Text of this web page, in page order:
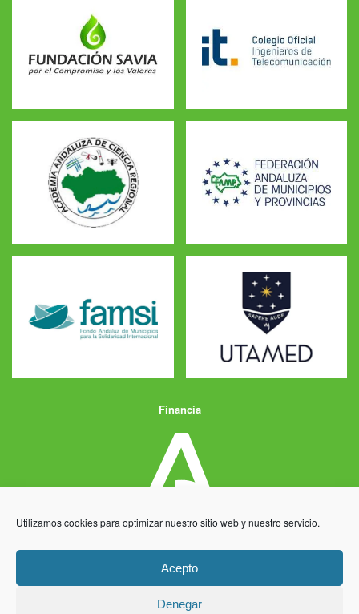
Utilizamos cookies para optimizar nuestro sitio web y nuestro servicio.
Acepto
Denegar
Financia